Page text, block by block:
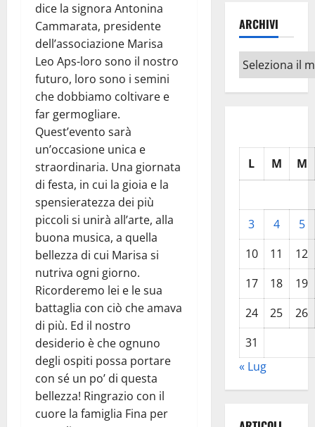
dice la signora Antonina
Cammarata, presidente
dell’associazione Marisa
Leo Aps-loro sono il nostro
futuro, loro sono i semini
che dobbiamo coltivare e
far germogliare.
Quest’evento sarà
un’occasione unica e
straordinaria. Una giornata
di festa, in cui la gioia e la
spensieratezza dei più
piccoli si unirà all’arte, alla
buona musica, a quella
bellezza di cui Marisa si
nutriva ogni giorno.
Ricorderemo lei e le sua
battaglia con ciò che amava
di più. Ed il nostro
desiderio è che ognuno
degli ospiti possa portare
con sé un po’ di questa
bellezza! Ringrazio con il
cuore la famiglia Fina per
ARCHIVI
Archivi
L M M
3 4
5
10
11
12
17
18
19
24
25
26
31
« Lug